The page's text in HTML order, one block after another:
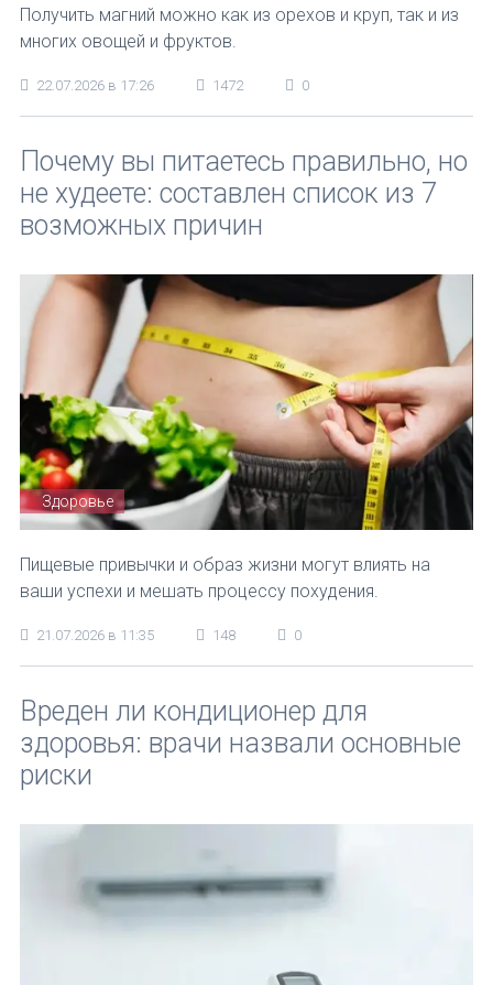
Получить магний можно как из орехов и круп, так и из
многих овощей и фруктов.
22.07.2026 в 17:26 1472 0
Почему вы питаетесь правильно, но
не худеете: составлен список из 7
возможных причин
Здоровье
Пищевые привычки и образ жизни могут влиять на
ваши успехи и мешать процессу похудения.
21.07.2026 в 11:35 148 0
Вреден ли кондиционер для
здоровья: врачи назвали основные
риски